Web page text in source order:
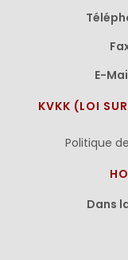
E-
KVKK (LOI
Politique
Dans